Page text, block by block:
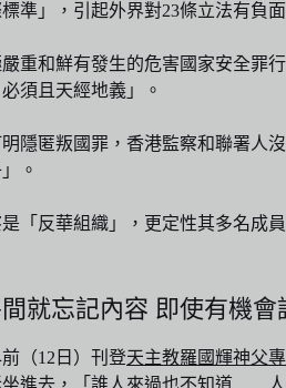
準」，引起外界對23條立法有負
重和鮮有發生的危害國家安全罪
須且天經地義」。
隱匿叛國罪，香港監察和聯署人
。
「反華組織」，更定性其多名成
就忘記內容 即使有機
（12日）刊登天主教羅國輝神父
進去，「誰人來過也不知道……